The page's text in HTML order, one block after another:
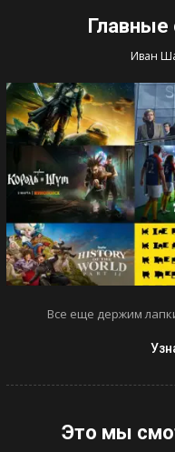
Иван
Все еще держим
Это мы